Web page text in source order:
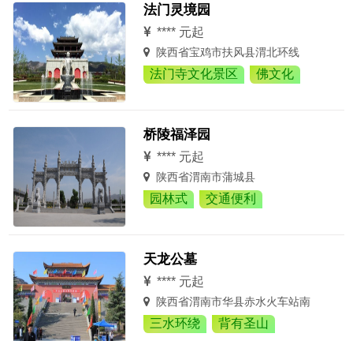
法门灵境园
**** 元起
陕西省宝鸡市扶风县渭北环线
法门寺文化景区 佛文化
桥陵福泽园
**** 元起
陕西省渭南市蒲城县
园林式 交通便利
天龙公墓
**** 元起
陕西省渭南市华县赤水火车站南
三水环绕 背有圣山